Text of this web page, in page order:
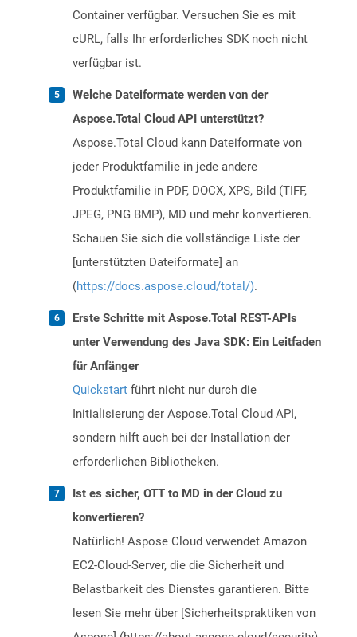
Container verfügbar. Versuchen Sie es mit
cURL, falls Ihr erforderliches SDK noch nicht
verfügbar ist.
Welche Dateiformate werden von der
Aspose.Total Cloud API unterstützt?
Aspose.Total Cloud kann Dateiformate von
jeder Produktfamilie in jede andere
Produktfamilie in PDF, DOCX, XPS, Bild (TIFF,
JPEG, PNG BMP), MD und mehr konvertieren.
Schauen Sie sich die vollständige Liste der
[unterstützten Dateiformate] an
(https://docs.aspose.cloud/total/).
Erste Schritte mit Aspose.Total REST-APIs
unter Verwendung des Java SDK: Ein Leitfaden
für Anfänger
Quickstart führt nicht nur durch die
Initialisierung der Aspose.Total Cloud API,
sondern hilft auch bei der Installation der
erforderlichen Bibliotheken.
Ist es sicher, OTT to MD in der Cloud zu
konvertieren?
Natürlich! Aspose Cloud verwendet Amazon
EC2-Cloud-Server, die die Sicherheit und
Belastbarkeit des Dienstes garantieren. Bitte
lesen Sie mehr über [Sicherheitspraktiken von